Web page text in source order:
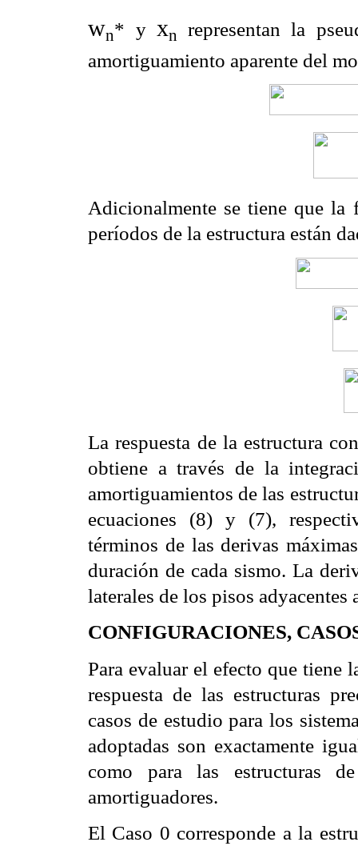
wn* y xn representan la
amortiguamiento aparente del
Adicionalmente se tiene que la
períodos de la estructura están
La respuesta de la estructura
obtiene a través de la
amortiguamientos de las
ecuaciones (8) y (7),
términos de las derivas
duración de cada sismo. La
laterales de los pisos adyacentes
CONFIGURACIONES,
Para evaluar el efecto que
respuesta de las estructuras
casos de estudio para los
adoptadas son exactamente
como para las estructuras
amortiguadores.
El Caso 0 corresponde a la